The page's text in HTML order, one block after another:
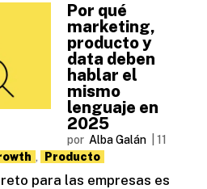
Por qué
marketing,
producto y
data deben
hablar el
mismo
lenguaje en
2025
por Alba Galán
11
, Producto
para las empresas es